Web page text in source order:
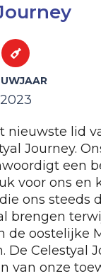
2023
nieuwste lid
Journey.
een
voor ons en
ons steeds
brengen
de oostelijke
De Celestyal
van onze